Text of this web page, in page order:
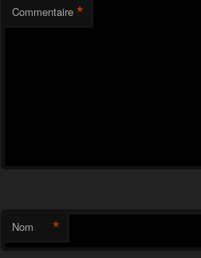
Commentaire *
Nom *